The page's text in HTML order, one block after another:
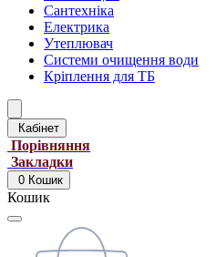
Сантехніка
Електрика
Утеплювач
Системи очищення води
Кріплення для ТБ
Кабінет
Порівняння
Закладки
0 Кошик
Кошик